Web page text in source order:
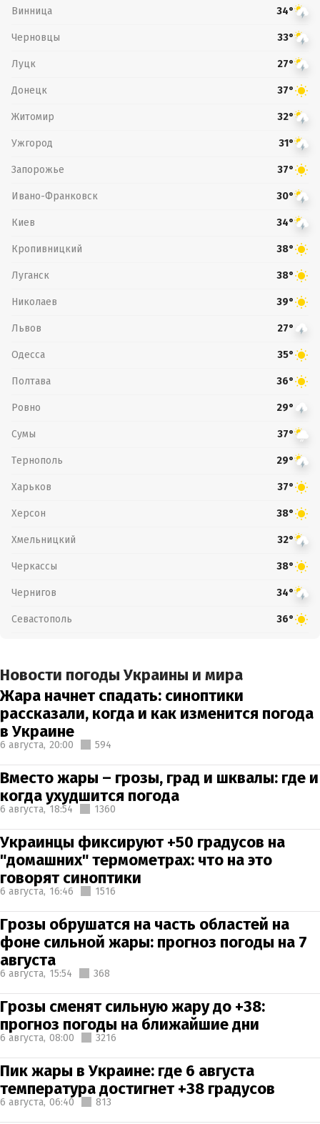
Винница 34°
Черновцы 33°
Луцк 27°
Донецк 37°
Житомир 32°
Ужгород 31°
Запорожье 37°
Ивано-Франковск 30°
Киев 34°
Кропивницкий 38°
Луганск 38°
Николаев 39°
Львов 27°
Одесса 35°
Полтава 36°
Ровно 29°
Сумы 37°
Тернополь 29°
Харьков 37°
Херсон 38°
Хмельницкий 32°
Черкассы 38°
Чернигов 34°
Севастополь 36°
Новости погоды Украины и мира
Жара начнет спадать: синоптики
рассказали, когда и как изменится погода
в Украине
6 августа, 20:00 594
Вместо жары – грозы, град и шквалы: где и
когда ухудшится погода
6 августа, 18:54 1360
Украинцы фиксируют +50 градусов на
"домашних" термометрах: что на это
говорят синоптики
6 августа, 16:46 1516
Грозы обрушатся на часть областей на
фоне сильной жары: прогноз погоды на 7
августа
6 августа, 15:54 368
Грозы сменят сильную жару до +38:
прогноз погоды на ближайшие дни
6 августа, 08:00 3216
Пик жары в Украине: где 6 августа
температура достигнет +38 градусов
6 августа, 06:40 813